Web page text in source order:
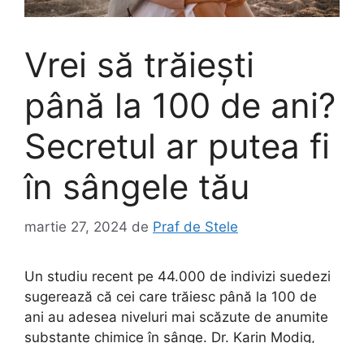
Vrei să trăiești
până la 100 de ani?
Secretul ar putea fi
în sângele tău
martie 27, 2024 de Praf de Stele
Un studiu recent pe 44.000 de indivizi suedezi
sugerează că cei care trăiesc până la 100 de
ani au adesea niveluri mai scăzute de anumite
substanțe chimice în sânge. Dr. Karin Modig,